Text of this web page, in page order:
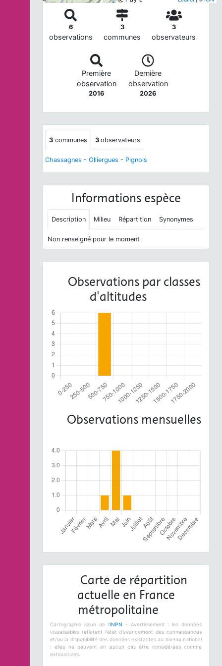
6
observations
3
communes
3
observateurs
Première
observation
2016
Dernière
observation
2026
3 communes 3 observateurs
Chassagnes - Olliergues - Pignols
Informations espèce
Description Milieu Répartition Synonymes
Non renseigné pour le moment
Observations par classes
d'altitudes
Observations mensuelles
Carte de répartition
actuelle en France
métropolitaine
Cartographie issue de l'INPN
- Avertissement : les données
visualisables reflètent l'état d'avancement des connaissances
et/ou la disponibilité des données existantes au niveau national
: elles ne peuvent en aucun cas être considérées comme
exhaustives.